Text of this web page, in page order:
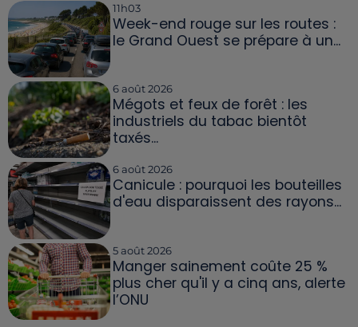
11h03
Week-end rouge sur les routes :
le Grand Ouest se prépare à un...
6 août 2026
Mégots et feux de forêt : les
industriels du tabac bientôt
taxés...
6 août 2026
Canicule : pourquoi les bouteilles
d'eau disparaissent des rayons...
5 août 2026
Manger sainement coûte 25 %
plus cher qu'il y a cinq ans, alerte
l’ONU